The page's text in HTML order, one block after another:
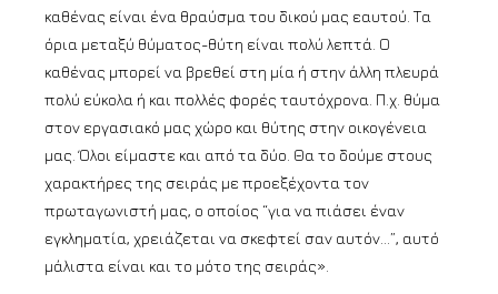
καθένας είναι ένα θραύσμα του δικού μας εαυτού. Τα
όρια μεταξύ θύματος-θύτη είναι πολύ λεπτά. Ο
καθένας μπορεί να βρεθεί στη μία ή στην άλλη πλευρά
πολύ εύκολα ή και πολλές φορές ταυτόχρονα. Π.χ. θύμα
στον εργασιακό μας χώρο και θύτης στην οικογένεια
μας. Όλοι είμαστε και από τα δύο. Θα το δούμε στους
χαρακτήρες της σειράς με προεξέχοντα τον
πρωταγωνιστή μας, ο οποίος “για να πιάσει έναν
εγκληματία, χρειάζεται να σκεφτεί σαν αυτόν…”, αυτό
μάλιστα είναι και το μότο της σειράς».